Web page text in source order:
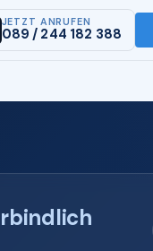
JETZT ANRUFEN
089 / 244 182 388